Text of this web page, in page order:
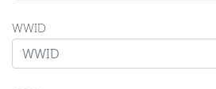
WWID